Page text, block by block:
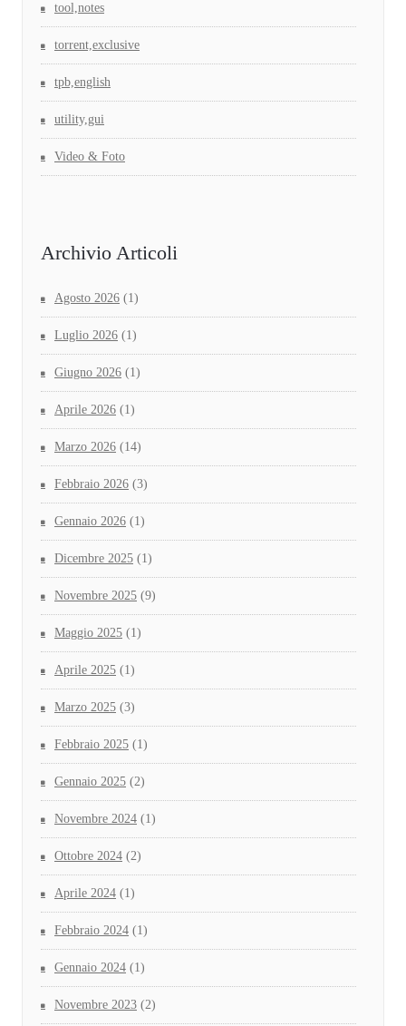
tool,notes
torrent,exclusive
tpb,english
utility,gui
Video & Foto
Archivio Articoli
Agosto 2026 (1)
Luglio 2026 (1)
Giugno 2026 (1)
Aprile 2026 (1)
Marzo 2026 (14)
Febbraio 2026 (3)
Gennaio 2026 (1)
Dicembre 2025 (1)
Novembre 2025 (9)
Maggio 2025 (1)
Aprile 2025 (1)
Marzo 2025 (3)
Febbraio 2025 (1)
Gennaio 2025 (2)
Novembre 2024 (1)
Ottobre 2024 (2)
Aprile 2024 (1)
Febbraio 2024 (1)
Gennaio 2024 (1)
Novembre 2023 (2)